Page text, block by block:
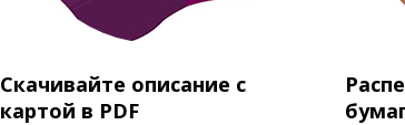
Скачивайте описание с
картой в PDF